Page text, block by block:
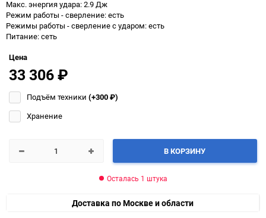
Макс. энергия удара: 2.9 Дж
Режим работы - сверление: есть
Режимы работы - сверление с ударом: есть
Питание: сеть
Цена
33 306₽
Подъём техники (+300₽)
Хранение
В КОРЗИНУ
Осталась 1 штука
Доставка по Москве и области